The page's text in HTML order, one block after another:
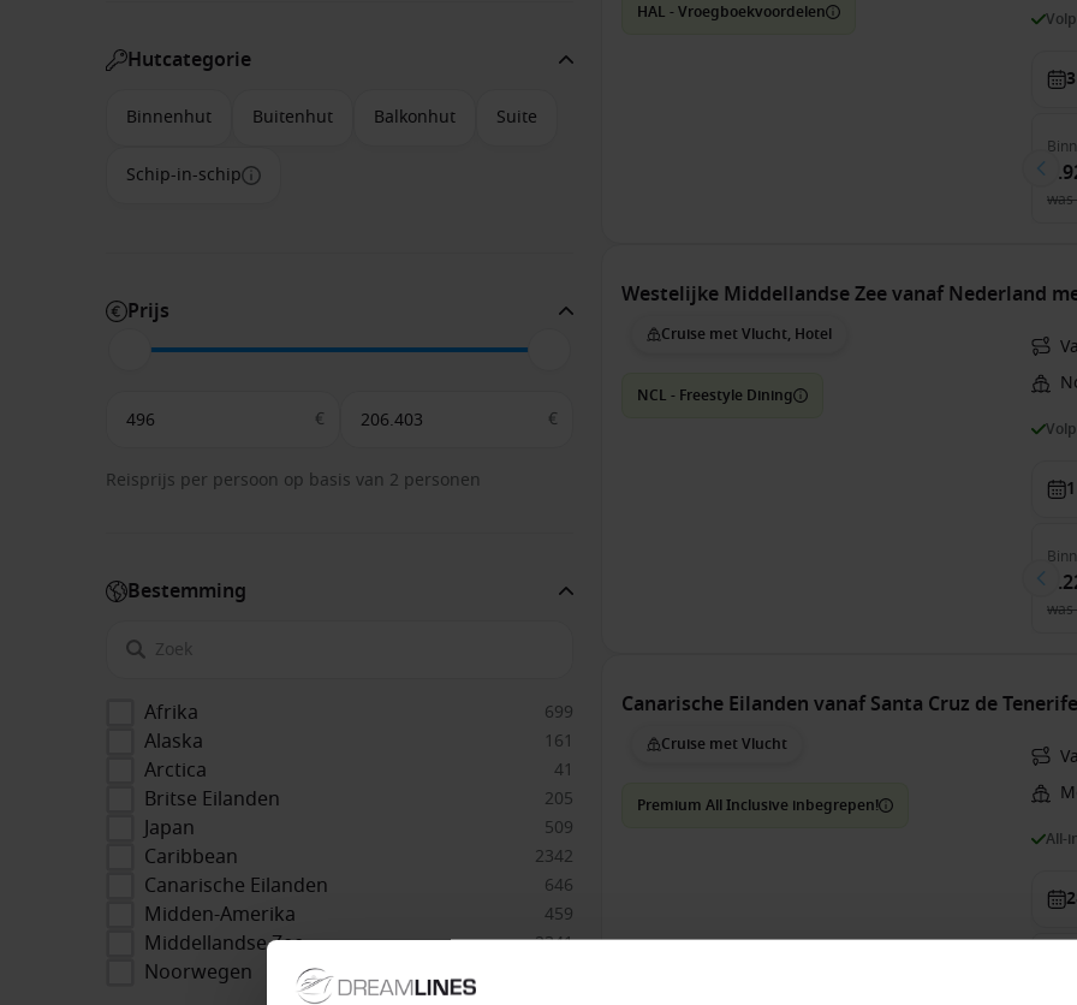
Hutcategorie
Binnenhut Buitenhut Balkonhut Suite
Schip-in-schip
Prijs
€ €
Reisprijs per persoon op basis van 2 personen
Bestemming
Afrika 699
Alaska 161
Arctica 41
Britse Eilanden 205
Japan 509
Caribbean 2342
Canarische Eilanden 646
Midden-Amerika 459
Middellandse Zee 2341
Noorwegen
HAL - Vroegboekvoordelen
was
Westelijke Middellandse Zee vanaf Nederland
Cruise met Vlucht, Hotel
NCL - Freestyle Dining
was
Canarische Eilanden vanaf Santa Cruz de
Cruise met Vlucht
Premium All Inclusive inbegrepen!
All-